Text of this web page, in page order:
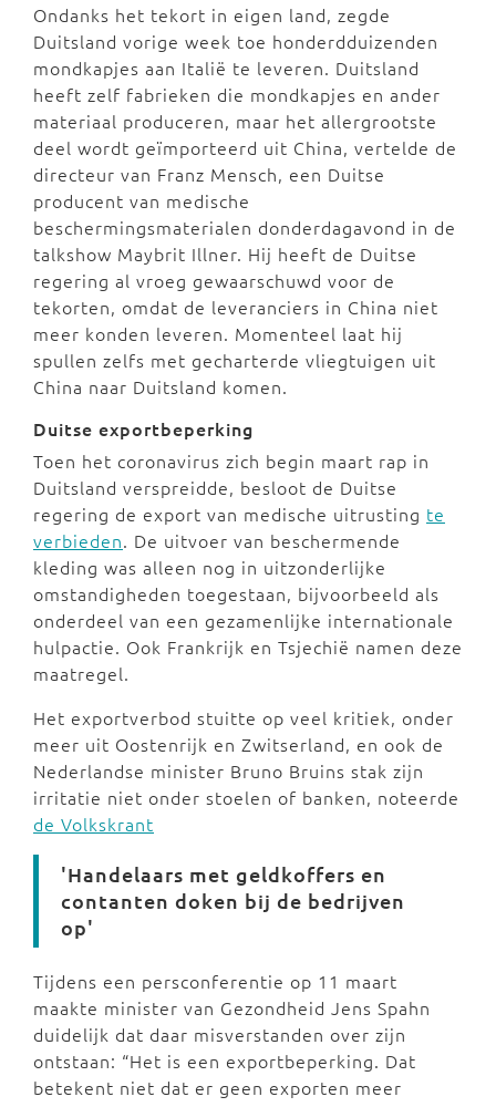
Ondanks het tekort in eigen land, zegde
Duitsland vorige week toe honderdduizenden
mondkapjes aan Italië te leveren. Duitsland
heeft zelf fabrieken die mondkapjes en ander
materiaal produceren, maar het allergrootste
deel wordt geïmporteerd uit China, vertelde de
directeur van Franz Mensch, een Duitse
producent van medische
beschermingsmaterialen donderdagavond in de
talkshow Maybrit Illner. Hij heeft de Duitse
regering al vroeg gewaarschuwd voor de
tekorten, omdat de leveranciers in China niet
meer konden leveren. Momenteel laat hij
spullen zelfs met gecharterde vliegtuigen uit
China naar Duitsland komen.
Duitse exportbeperking
Toen het coronavirus zich begin maart rap in
Duitsland verspreidde, besloot de Duitse
regering de export van medische uitrusting te
verbieden. De uitvoer van beschermende
kleding was alleen nog in uitzonderlijke
omstandigheden toegestaan, bijvoorbeeld als
onderdeel van een gezamenlijke internationale
hulpactie. Ook Frankrijk en Tsjechië namen deze
maatregel.
Het exportverbod stuitte op veel kritiek, onder
meer uit Oostenrijk en Zwitserland, en ook de
Nederlandse minister Bruno Bruins stak zijn
irritatie niet onder stoelen of banken, noteerde
de Volkskrant
'Handelaars met geldkoffers en
contanten doken bij de bedrijven
op'
Tijdens een persconferentie op 11 maart
maakte minister van Gezondheid Jens Spahn
duidelijk dat daar misverstanden over zijn
ontstaan: “Het is een exportbeperking. Dat
betekent niet dat er geen exporten meer